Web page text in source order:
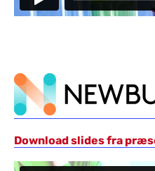
Download slides fra